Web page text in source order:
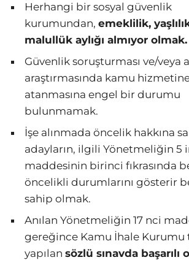
Herhangi bir sosyal güvenlik
kurumundan, emeklilik,
malullük aylığı almıyor olmak.
Güvenlik soruşturması ve/veya
araştırmasında kamu
atanmasına engel bir durumu
bulunmamak.
İşe alınmada öncelik hakkına
adayların, ilgili Yönetmeliğin 5
maddesinin birinci fıkrasında
öncelikli durumlarını gösterir
sahip olmak.
Anılan Yönetmeliğin 17 nci
gereğince Kamu İhale Kurumu
yapılan sözlü sınavda başarılı